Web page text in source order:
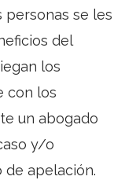
personas se les
del
los
con los
un abogado
y/o
de apelación.